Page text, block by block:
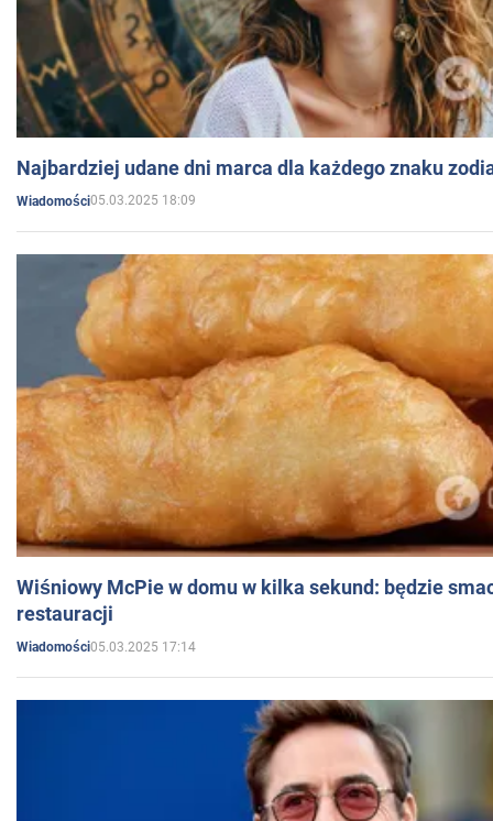
Najbardziej udane dni marca dla każdego znaku
Wiadomości05.03.2025 18:09
Wiśniowy McPie w domu w kilka sekund: będzie
restauracji
Wiadomości05.03.2025 17:14